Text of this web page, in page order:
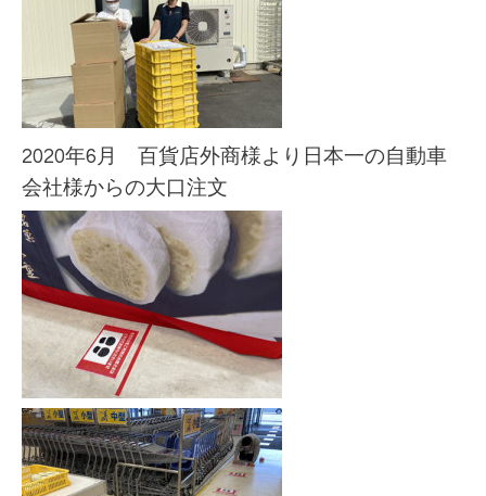
2020年6月 百貨店外商様より日本一の自動車
会社様からの大口注文